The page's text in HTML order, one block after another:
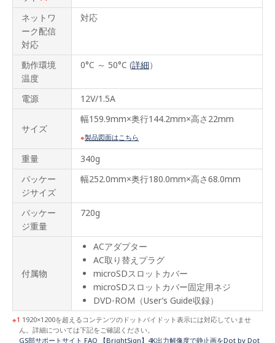
ネットワ
ーク配信
対応
対応
動作環境
温度
0°C ～ 50°C (詳細）
電源 12V/1.5A
サイズ
幅159.9mm×奥行144.2mm×高さ22mm
製品図面はこちら
重量
340g
パッケー
ジサイズ
幅252.0mm×奥行180.0mm×高さ68.0mm
パッケー
ジ重量
720g
付属物
ACアダプター
AC取り替えプラグ
microSDスロットカバー
microSDスロットカバー固定用ネジ
DVD-ROM（User’s Guide収録）
1 1920×1200を超えるコンテンツのドットバイドット表示には対応していませ
ん。詳細については下記をご確認ください。
GS部サポートサイト FAQ 【BrightSign】4K出力解像度で静止画をDot by Dot
ダウ
ネッ
ュー
ン
コン
ツフ
サポ
情報